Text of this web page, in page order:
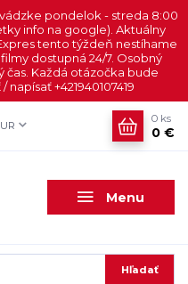
pondelok - streda 8:00
info na google). Aktuálny
tento týždeň nestíhame
dostupná 24/7. Osobný
Každá otázočka bude
+421940107419
Menu
Hľadať
0 ks
0 €